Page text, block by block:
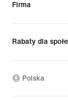
Firma
Rabaty dla
Polska